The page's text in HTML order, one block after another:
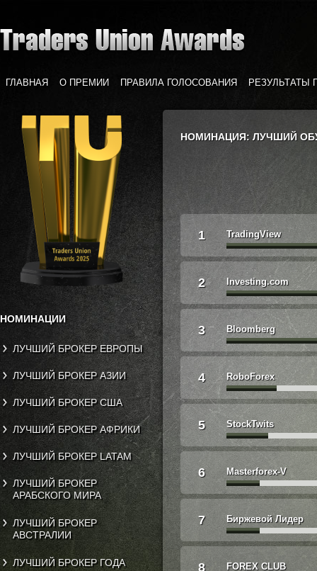
ГЛАВНАЯ О ПРЕМИИ ПРАВИЛА ГОЛОСОВАНИЯ РЕЗУЛЬТАТЫ
НОМИНАЦИИ
ЛУЧШИЙ БРОКЕР ЕВРОПЫ
ЛУЧШИЙ БРОКЕР АЗИИ
ЛУЧШИЙ БРОКЕР США
ЛУЧШИЙ БРОКЕР АФРИКИ
ЛУЧШИЙ БРОКЕР LATAM
ЛУЧШИЙ БРОКЕР
АРАБСКОГО МИРА
ЛУЧШИЙ БРОКЕР
АВСТРАЛИИ
ЛУЧШИЙ БРОКЕР ГОДА
НОМИНАЦИЯ: ЛУЧШИЙ
1 TradingView
2 Investing.com
3 Bloomberg
4 RoboForex
5 StockTwits
6 Masterforex-V
7 Биржевой Лидер
8 FOREX CLUB